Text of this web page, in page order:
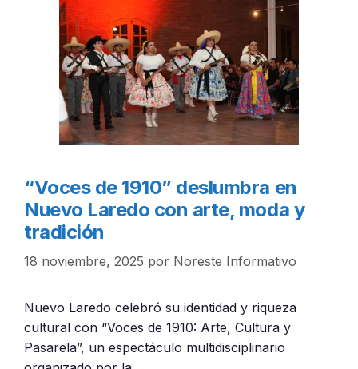
“Voces de 1910” deslumbra en
Nuevo Laredo con arte, moda y
tradición
18 noviembre, 2025 por Noreste Informativo
Nuevo Laredo celebró su identidad y riqueza
cultural con “Voces de 1910: Arte, Cultura y
Pasarela”, un espectáculo multidisciplinario